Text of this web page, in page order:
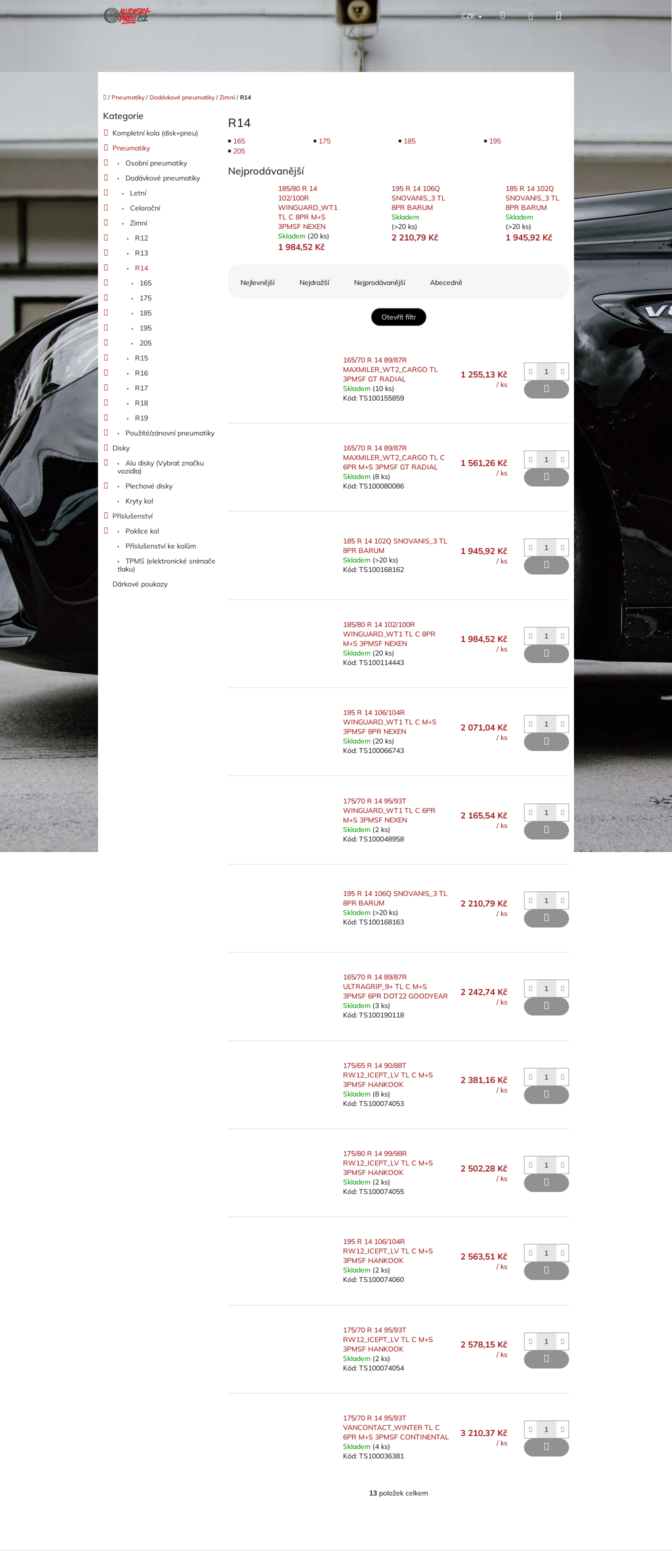
na
CZK HledatPřihlášeníNákupní
Domů
/ Pneumatiky / Dodávkové pneumatiky / Zimní / R14
t
r
a
í
p
l
Přeskočit
Kategorie
Kompletní kola (disk+pneu)
Pneumatiky
Osobní pneumatiky
Dodávkové pneumatiky
Letní
Celoroční
Zimní
R12
R13
R14
165
175
185
195
205
R15
R16
R17
R18
R19
Použité/zánovní pneumatiky
Disky
Alu disky (Vybrat značku
vozidla)
Plechové disky
Kryty kol
Příslušenství
Poklice kol
Příslušenství ke kolům
TPMS (elektronické snímače
tlaku)
Dárkové poukazy
R14
165 175 185
195
205
Nejprodávanější
185/80 R 14
102/100R
WINGUARD_WT1
TL C 8PR M+S
3PMSF NEXEN
Skladem (20 ks)
1 984,52 Kč
195 R 14 106Q
SNOVANIS_3 TL
8PR BARUM
Skladem
(>20 ks)
2 210,79 Kč
185 R 14 102Q
SNOVANIS_3 TL
8PR BARUM
Skladem
(>20 ks)
1 945,92 Kč
Nejlevnější Nejdražší Nejprodávanější Abecedně
Otevřít filtr
165/70 R 14 89/87R
MAXMILER_WT2_CARGO TL
3PMSF GT RADIAL
Skladem (10 ks)
Kód: TS100155859
1 255,13 Kč
/ ks
165/70 R 14 89/87R
MAXMILER_WT2_CARGO TL C
6PR M+S 3PMSF GT RADIAL
Skladem (8 ks)
Kód: TS100080086
1 561,26 Kč
/ ks
185 R 14 102Q SNOVANIS_3 TL
8PR BARUM
Skladem (>20 ks)
Kód: TS100168162
1 945,92 Kč
/ ks
185/80 R 14 102/100R
WINGUARD_WT1 TL C 8PR
M+S 3PMSF NEXEN
Skladem (20 ks)
Kód: TS100114443
1 984,52 Kč
/ ks
195 R 14 106/104R
WINGUARD_WT1 TL C M+S
3PMSF 8PR NEXEN
Skladem (20 ks)
Kód: TS100066743
2 071,04 Kč
/ ks
175/70 R 14 95/93T
WINGUARD_WT1 TL C 6PR
M+S 3PMSF NEXEN
Skladem (2 ks)
Kód: TS100048958
2 165,54 Kč
/ ks
195 R 14 106Q SNOVANIS_3 TL
8PR BARUM
Skladem (>20 ks)
Kód: TS100168163
2 210,79 Kč
/ ks
165/70 R 14 89/87R
ULTRAGRIP_9+ TL C M+S
3PMSF 6PR DOT22 GOODYEAR
Skladem (3 ks)
Kód: TS100190118
2 242,74 Kč
/ ks
175/65 R 14 90/88T
RW12_ICEPT_LV TL C M+S
3PMSF HANKOOK
Skladem (8 ks)
Kód: TS100074053
2 381,16 Kč
/ ks
175/80 R 14 99/98R
RW12_ICEPT_LV TL C M+S
3PMSF HANKOOK
Skladem (2 ks)
Kód: TS100074055
2 502,28 Kč
/ ks
195 R 14 106/104R
RW12_ICEPT_LV TL C M+S
3PMSF HANKOOK
Skladem (2 ks)
Kód: TS100074060
2 563,51 Kč
/ ks
175/70 R 14 95/93T
RW12_ICEPT_LV TL C M+S
3PMSF HANKOOK
Skladem (2 ks)
Kód: TS100074054
2 578,15 Kč
/ ks
175/70 R 14 95/93T
VANCONTACT_WINTER TL C
6PR M+S 3PMSF CONTINENTAL
Skladem (4 ks)
Kód: TS100036381
3 210,37 Kč
/ ks
O
c
13 položek celkem